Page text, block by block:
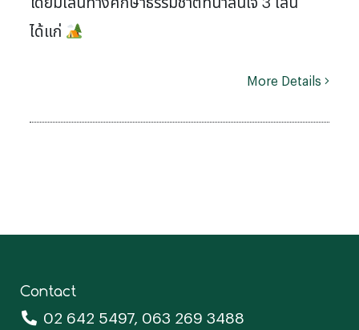
ได้แก่
More Details
Contact
02 642 5497, 063 269 3488